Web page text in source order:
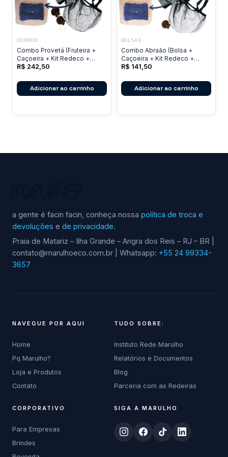
COMBOS
Combo Provetá (Fruteira +
Caçoeira + Kit Redeco +
Esfregão)
R$ 242,50
Adicionar ao carrinho
BOLSAS
Combo Abraão (Bolsa +
Caçoeira + Kit Redeco +
Esfregão)
R$ 141,50
Adicionar ao carrinho
a gente é facin facin, conheça nossa política de troca e
devoluções e de privacidade.
Praia de Matariz – Ilha Grande – Angra dos Reis – RJ – BR |
contato@marulhoeco.com.br | Whatsapp: +55 24 99334-
3657
NAVEGUE POR AQUI
Home
Pq Marulho?
Loja e Produtos
Contato
TUDO SOBRE:
Instituto Rede Marulho
Relatórios e Documentos
Blog
Parceria com as Redeiras
CORPORATIVO
Para Empresas
Brindes
SIGA A MARULHO